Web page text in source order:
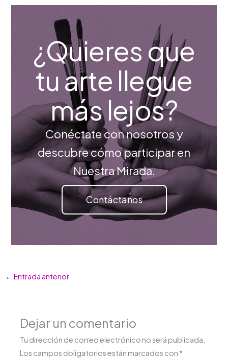
¿Quieres que
tu arte llegue
más lejos?
Conéctate con nosotros y
descubre cómo participar en
Nuestra Mirada.
Contáctanos
← Entrada anterior
Dejar un comentario
Tu dirección de correo electrónico no será publicada.
Los campos obligatorios están marcados con *